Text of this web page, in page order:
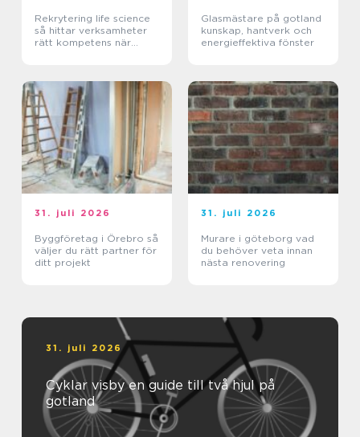
Rekrytering life science
så hittar verksamheter
rätt kompetens när
Glasmästare på gotland
kunskap, hantverk och
energieffektiva fönster
31. juli 2026
Byggföretag i Örebro så
väljer du rätt partner för
ditt projekt
31. juli 2026
Murare i göteborg vad
du behöver veta innan
nästa renovering
31. juli 2026
Cyklar visby en guide till två hjul på
gotland